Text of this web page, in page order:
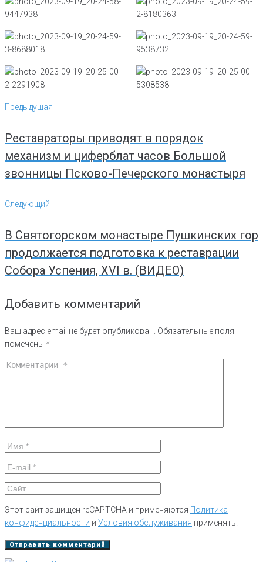
Навигация
по
Предыдущая
Предыдущая
Реставраторы приводят в порядок
механизм и циферблат часов Большой
звонницы Псково-Печерского монастыря
Следующий
Следующий
В Святогорском монастыре Пушкинских гор
продолжается подготовка к реставрации
Собора Успения, XVI в. (ВИДЕО)
Добавить комментарий
Ваш адрес email не будет опубликован. Обязательные поля
помечены *
Этот сайт защищен reCAPTCHA и применяются Политика
конфиденциальности и Условия обслуживания применять.